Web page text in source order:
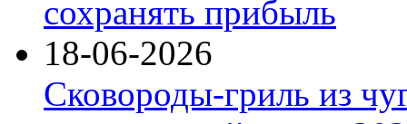
сохранять прибыль
18-06-2026
Сковороды-гриль из